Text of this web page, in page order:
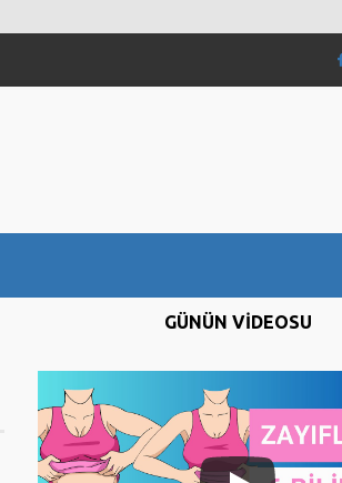
GÜNÜN VİDEOSU